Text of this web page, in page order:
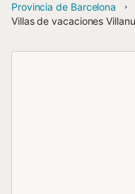
Provincia de Barcelona
Villas de vacaciones